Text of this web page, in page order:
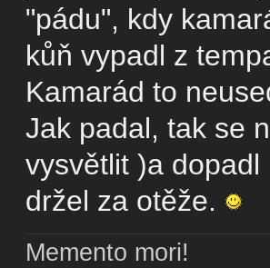
"pádu", kdy
kůň vypadl z
Kamarád to
Jak padal, tak se
vysvětlit )a
držel za otěže.
Memento mori!